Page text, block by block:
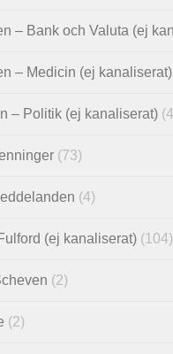
– Bank och Valuta (ej
– Medicin (ej kanaliserat)
– Politik (ej kanaliserat)
(73)
(4)
(ej kanaliserat) (104)
(2)
(2)